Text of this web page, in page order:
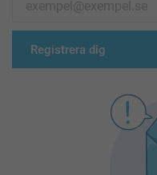
Registrera dig